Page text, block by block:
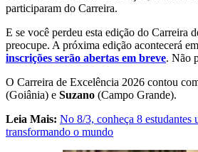
participaram do Carreira.
E se você perdeu esta edição do Carreira
preocupe. A próxima edição acontecerá
inscrições serão abertas em breve. Não
O Carreira de Excelência 2026 contou
(Goiânia) e Suzano (Campo Grande).
Leia Mais: No 8/3, conheça 8 estudantes
transformando o mundo